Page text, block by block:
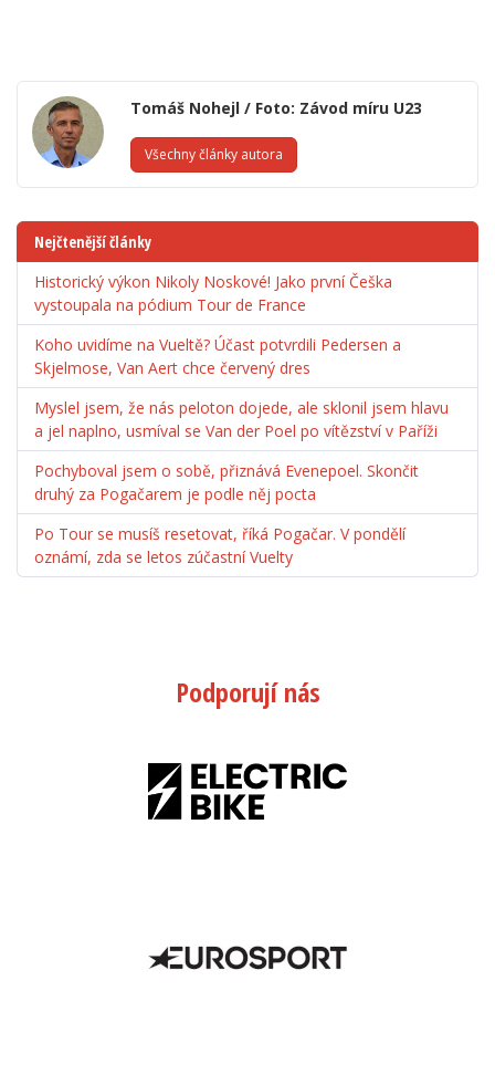
Tomáš Nohejl / Foto: Závod míru U23
Všechny články autora
Nejčtenější články
Historický výkon Nikoly Noskové! Jako první Češka
vystoupala na pódium Tour de France
Koho uvidíme na Vueltě? Účast potvrdili Pedersen a
Skjelmose, Van Aert chce červený dres
Myslel jsem, že nás peloton dojede, ale sklonil jsem hlavu
a jel naplno, usmíval se Van der Poel po vítězství v Paříži
Pochyboval jsem o sobě, přiznává Evenepoel. Skončit
druhý za Pogačarem je podle něj pocta
Po Tour se musíš resetovat, říká Pogačar. V pondělí
oznámí, zda se letos zúčastní Vuelty
Podporují nás